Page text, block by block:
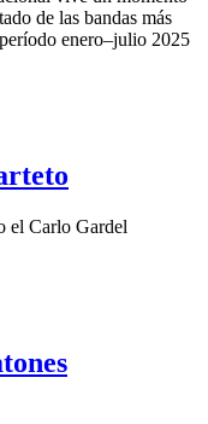
de las bandas más
enero–julio 2025
el Carlo Gardel